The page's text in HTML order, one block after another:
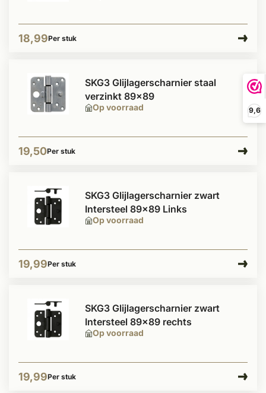
9,6
18,99Per stuk
Op voorraad
SKG3 Glijlagerscharnier staal
verzinkt 89x89
19,50Per stuk
Op voorraad
SKG3 Glijlagerscharnier zwart
Intersteel 89x89 Links
19,99Per stuk
Op voorraad
SKG3 Glijlagerscharnier zwart
Intersteel 89x89 rechts
19,99Per stuk